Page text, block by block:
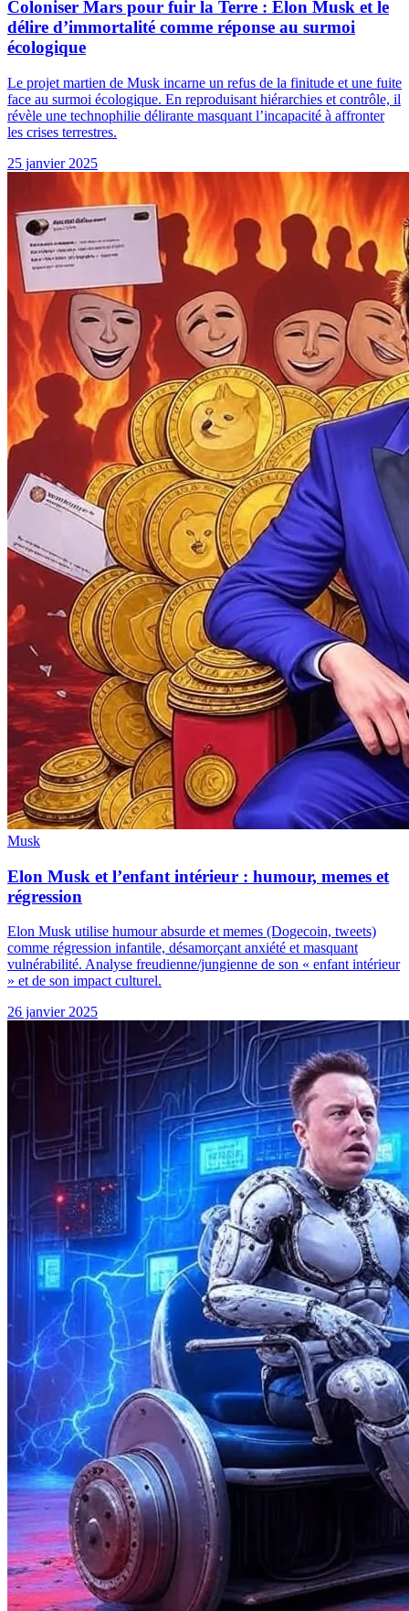
Coloniser Mars pour fuir la Terre : Elon Musk et le
délire d’immortalité comme réponse au surmoi
écologique
Le projet martien de Musk incarne un refus de la finitude et une fuite
face au surmoi écologique. En reproduisant hiérarchies et contrôle, il
révèle une technophilie délirante masquant l’incapacité à affronter
les crises terrestres.
25 janvier 2025
Musk
Elon Musk et l’enfant intérieur : humour, memes et
régression
Elon Musk utilise humour absurde et memes (Dogecoin, tweets)
comme régression infantile, désamorçant anxiété et masquant
vulnérabilité. Analyse freudienne/jungienne de son « enfant intérieur
» et de son impact culturel.
26 janvier 2025